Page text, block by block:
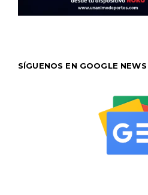
SÍGUENOS EN GOOGLE NEWS